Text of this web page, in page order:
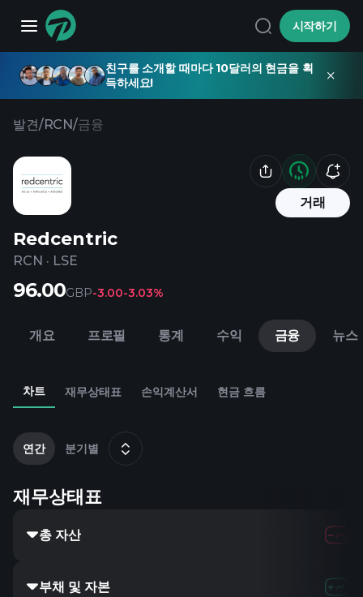
시작하기
친구를 소개할 때마다 10달러의 현금을 획
득하세요!
발견/RCN/금융
거래
Redcentric
RCN · LSE
96.00GBP-3.00-3.03%
개요 프로필 통계 수익 금융 뉴스
차트 재무상태표 손익계산서 현금 흐름
연간 분기별
재무상태표
총 자산
부채 및 자본